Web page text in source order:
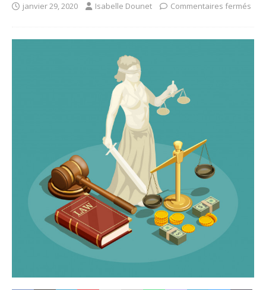
janvier 29, 2020 Isabelle Dounet Commentaires fermés